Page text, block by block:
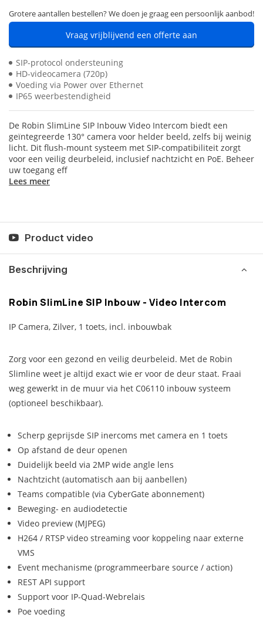
Grotere aantallen bestellen? We doen je graag een persoonlijk aanbod!
Vraag vrijblijvend een offerte aan
SIP-protocol ondersteuning
HD-videocamera (720p)
Voeding via Power over Ethernet
IP65 weerbestendigheid
De Robin SlimLine SIP Inbouw Video Intercom biedt een
geïntegreerde 130° camera voor helder beeld, zelfs bij weinig
licht. Dit flush-mount systeem met SIP-compatibiliteit zorgt
voor een veilig deurbeleid, inclusief nachtzicht en PoE. Beheer
uw toegang eff
Lees meer
Product video
Beschrijving
Robin SlimLine SIP Inbouw - Video Intercom
IP Camera, Zilver, 1 toets, incl. inbouwbak
Zorg voor een gezond en veilig deurbeleid. Met de Robin
Slimline weet je altijd exact wie er voor de deur staat. Fraai
weg gewerkt in de muur via het C06110 inbouw systeem
(optioneel beschikbaar).
Scherp geprijsde SIP inercoms met camera en 1 toets
Op afstand de deur openen
Duidelijk beeld via 2MP wide angle lens
Nachtzicht (automatisch aan bij aanbellen)
Teams compatible (via CyberGate abonnement)
Beweging- en audiodetectie
Video preview (MJPEG)
H264 / RTSP video streaming voor koppeling naar externe
VMS
Event mechanisme (programmeerbare source / action)
REST API support
Support voor IP-Quad-Webrelais
Poe voeding